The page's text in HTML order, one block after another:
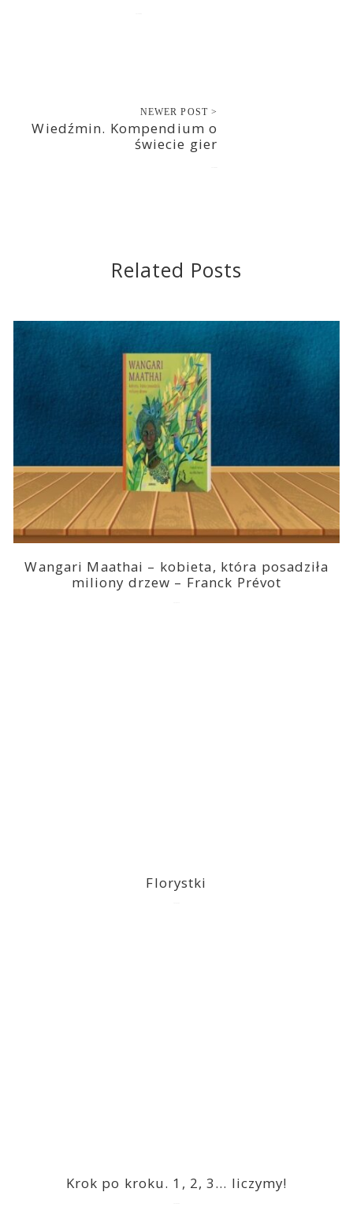
NEWER POST >
Wiedźmin. Kompendium o
świecie gier
Related Posts
Wangari Maathai – kobieta, która posadziła
miliony drzew – Franck Prévot
Florystki
Krok po kroku. 1, 2, 3… liczymy!